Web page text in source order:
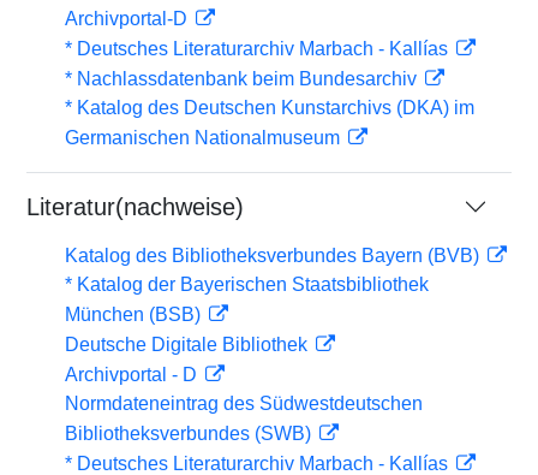
Archivportal-D
* Deutsches Literaturarchiv Marbach - Kallías
* Nachlassdatenbank beim Bundesarchiv
* Katalog des Deutschen Kunstarchivs (DKA) im
Germanischen Nationalmuseum
Literatur(nachweise)
Katalog des Bibliotheksverbundes Bayern (BVB)
* Katalog der Bayerischen Staatsbibliothek
München (BSB)
Deutsche Digitale Bibliothek
Archivportal - D
Normdateneintrag des Südwestdeutschen
Bibliotheksverbundes (SWB)
* Deutsches Literaturarchiv Marbach - Kallías